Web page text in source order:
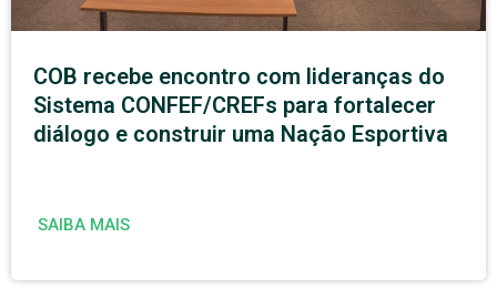
COB recebe encontro com lideranças do
Sistema CONFEF/CREFs para fortalecer
diálogo e construir uma Nação Esportiva
SAIBA MAIS